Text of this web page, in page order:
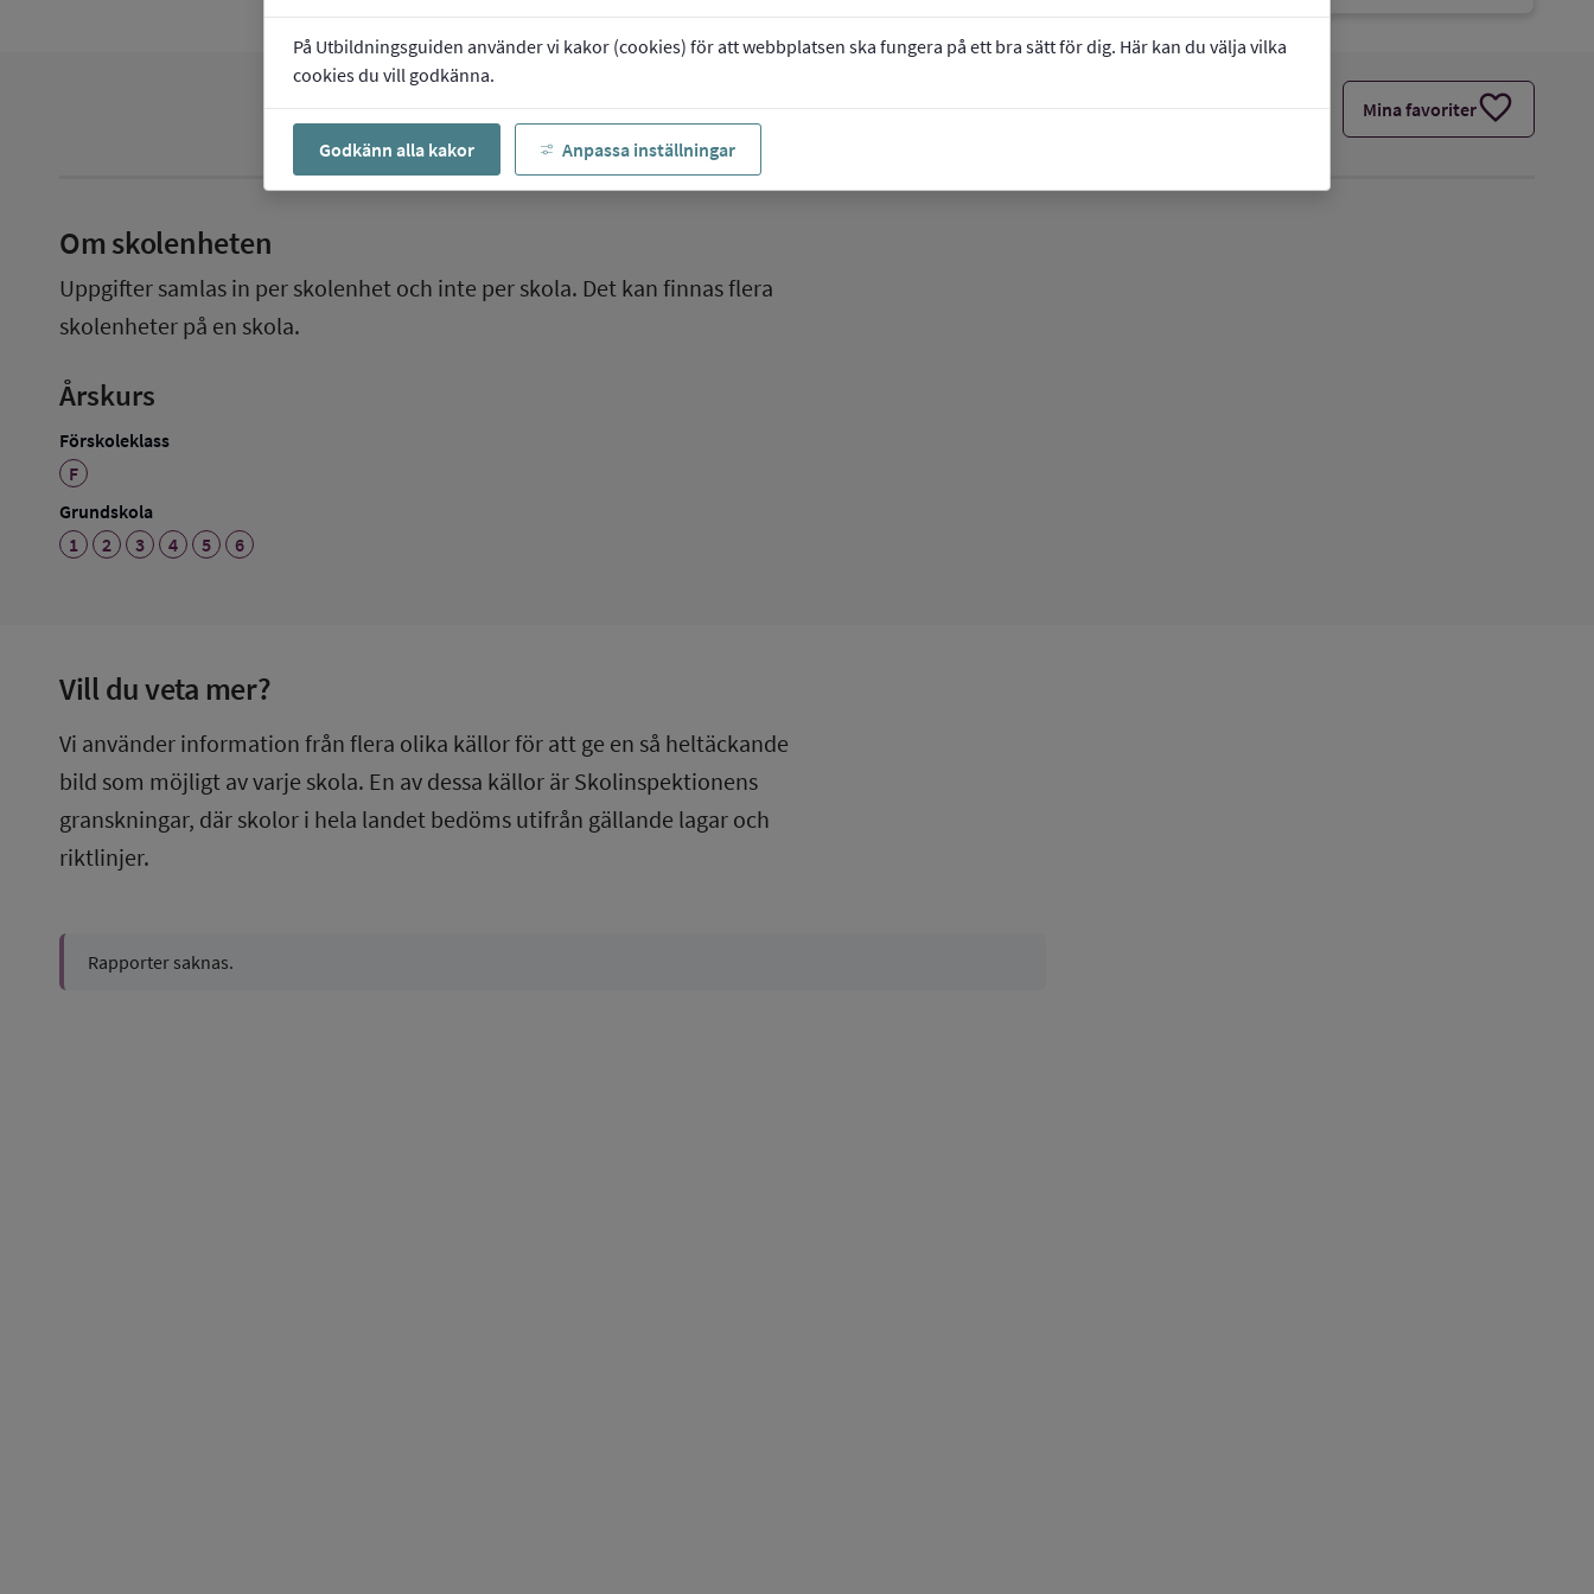
På Utbildningsguiden använder vi kakor (cookies) för att webbplatsen ska fungera på ett bra sätt för dig. Här kan du välja vilka
cookies du vill godkänna.
Godkänn alla kakor Anpassa inställningar
Mina favoriterfavorite
Om skolenheten
Uppgifter samlas in per skolenhet och inte per skola. Det kan finnas flera
skolenheter på en skola.
Årskurs
Förskoleklass
F
Grundskola
1
2 3 4 5 6
Vill du veta mer?
Vi använder information från flera olika källor för att ge en så heltäckande
bild som möjligt av varje skola. En av dessa källor är Skolinspektionens
granskningar, där skolor i hela landet bedöms utifrån gällande lagar och
riktlinjer.
Rapporter saknas.